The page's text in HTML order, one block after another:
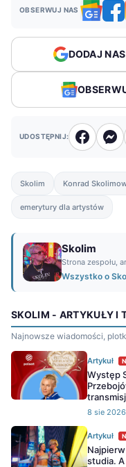
OBSERWUJ NAS
DODAJ
UDOSTĘPNIJ:
Skolim Konrad
emerytury dla artystów
Skolim
Strona zespołu,
Wszystko o
SKOLIM - ARTYKUŁY I
Najnowsze wiadomości,
Artykuł
Występ
8 sie 2026
Artykuł
Najpierw
studia. A